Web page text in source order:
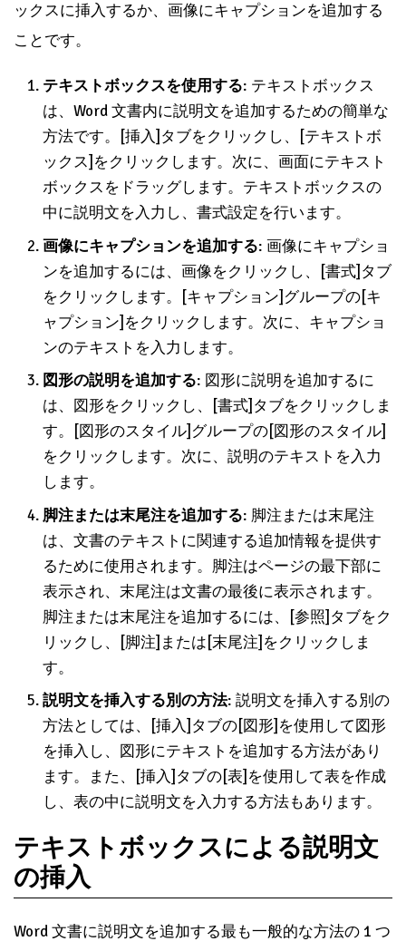
ックスに挿入するか、画像にキャプションを追加する
ことです。
テキストボックスを使用する: テキストボックス
は、Word 文書内に説明文を追加するための簡単な
方法です。[挿入]タブをクリックし、[テキストボ
ックス]をクリックします。次に、画面にテキスト
ボックスをドラッグします。テキストボックスの
中に説明文を入力し、書式設定を行います。
画像にキャプションを追加する: 画像にキャプショ
ンを追加するには、画像をクリックし、[書式]タブ
をクリックします。[キャプション]グループの[キ
ャプション]をクリックします。次に、キャプショ
ンのテキストを入力します。
図形の説明を追加する: 図形に説明を追加するに
は、図形をクリックし、[書式]タブをクリックしま
す。[図形のスタイル]グループの[図形のスタイル]
をクリックします。次に、説明のテキストを入力
します。
脚注または末尾注を追加する: 脚注または末尾注
は、文書のテキストに関連する追加情報を提供す
るために使用されます。脚注はページの最下部に
表示され、末尾注は文書の最後に表示されます。
脚注または末尾注を追加するには、[参照]タブをク
リックし、[脚注]または[末尾注]をクリックしま
す。
説明文を挿入する別の方法: 説明文を挿入する別の
方法としては、[挿入]タブの[図形]を使用して図形
を挿入し、図形にテキストを追加する方法があり
ます。また、[挿入]タブの[表]を使用して表を作成
し、表の中に説明文を入力する方法もあります。
テキストボックスによる説明文
の挿入
Word 文書に説明文を追加する最も一般的な方法の 1 つ